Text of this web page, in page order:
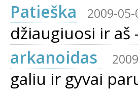
Patieška
2009-05-
džiaugiuosi ir
arkanoidas
galiu ir gyvai